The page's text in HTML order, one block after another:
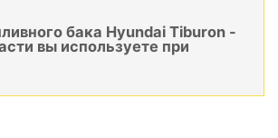
бака Hyundai Tiburon -
вы используете при